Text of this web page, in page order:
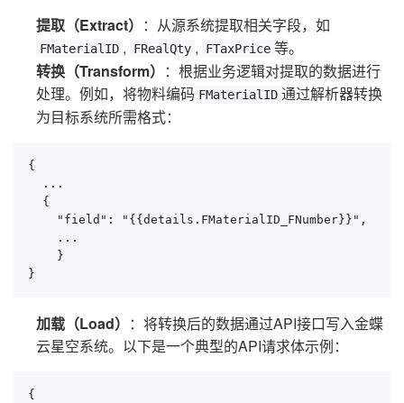
提取（Extract） ：从源系统提取相关字段，如
FMaterialID , FRealQty , FTaxPrice 等。
转换（Transform） ：根据业务逻辑对提取的数据进行
处理。例如，将物料编码 FMaterialID 通过解析器转换
为目标系统所需格式：
{
  ...
  {
    "field": "{{details.FMaterialID_FNumber}}",
    ...
    }
}
加载（Load） ：将转换后的数据通过API接口写入金蝶
云星空系统。以下是一个典型的API请求体示例：
{